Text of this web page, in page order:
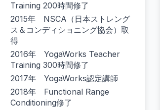
Training 200時間修了
2015年 NSCA（日本ストレング
ス＆コンディショニング協会）取
得
2016年 YogaWorks Teacher
Training 300時間修了
2017年 YogaWorks認定講師
2018年 Functional Range
Conditioning修了